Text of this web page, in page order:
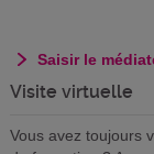
Saisir le
Visite virtuelle
Vous avez toujours